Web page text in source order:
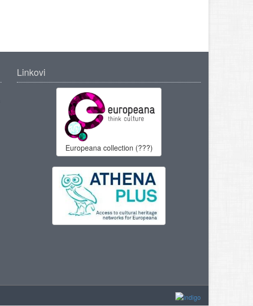
Linkovi
Europeana collection (???)